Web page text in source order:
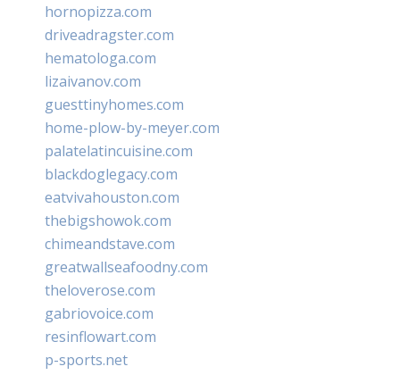
hornopizza.com
driveadragster.com
hematologa.com
lizaivanov.com
guesttinyhomes.com
home-plow-by-meyer.com
palatelatincuisine.com
blackdoglegacy.com
eatvivahouston.com
thebigshowok.com
chimeandstave.com
greatwallseafoodny.com
theloverose.com
gabriovoice.com
resinflowart.com
p-sports.net